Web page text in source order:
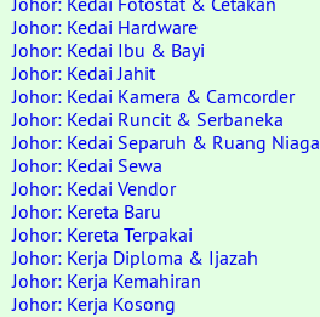
Johor: Kedai Hardware
Johor: Kedai Ibu & Bayi
Johor: Kedai Jahit
Johor: Kedai Kamera & Camcorder
Johor: Kedai Runcit & Serbaneka
Johor: Kedai Separuh & Ruang Niaga
Johor: Kedai Sewa
Johor: Kedai Vendor
Johor: Kereta Baru
Johor: Kereta Terpakai
Johor: Kerja Diploma & Ijazah
Johor: Kerja Kemahiran
Johor: Kerja Kosong